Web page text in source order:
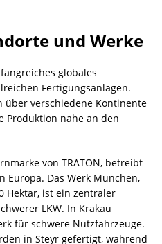
und Werke
globales
Fertigungsanlagen.
über verschiedene Kontinente
Produktion nahe an den
von TRATON, betreibt
Europa. Das Werk München,
Hektar, ist ein zentraler
LKW. In Krakau
für schwere Nutzfahrzeuge.
in Steyr gefertigt, während